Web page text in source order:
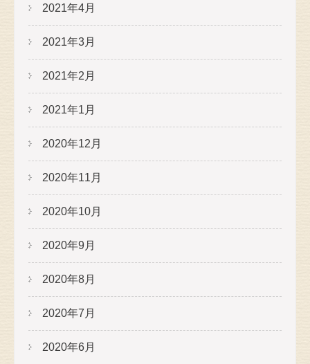
2021年4月
2021年3月
2021年2月
2021年1月
2020年12月
2020年11月
2020年10月
2020年9月
2020年8月
2020年7月
2020年6月